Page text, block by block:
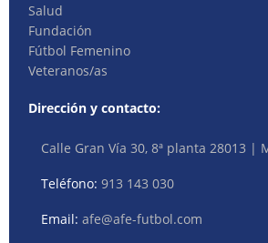
Salud
Fundación
Fútbol Femenino
Veteranos/as
Dirección y contacto:
Calle Gran Vía 30, 8ª planta 28013 |
Teléfono:913 143 030
Email:afe@afe-futbol.com